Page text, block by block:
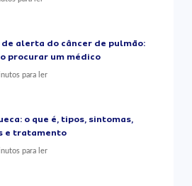
de alerta do câncer de pulmão:
procurar um médico
para ler
o que é, tipos, sintomas,
e tratamento
para ler